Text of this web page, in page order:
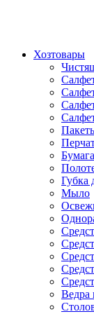
Хозтовары
Губка
Мыло
Ведра